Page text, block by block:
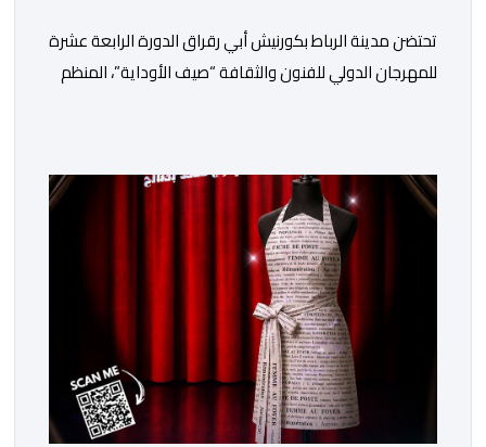
تحتضن مدينة الرباط بكورنيش أبي رقراق الدورة الرابعة عشرة
للمهرجان الدولي للفنون والثقافة “صيف الأوداية”، المنظم
من المهرجان، الذي تنظمه وزارة الشباب والثقافة والتواصل،
بالتعاون مع المجلس الوطني للموسيقى (عضو المجلس
الدولي للموسيقى/ الشريك الرسمي لليونسكو)، […]